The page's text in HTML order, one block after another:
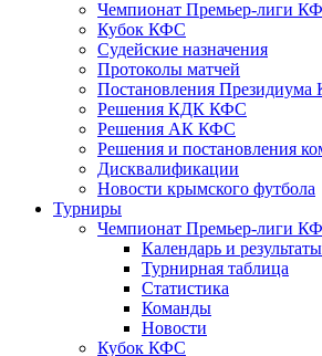
Чемпионат Премьер-лиги
Кубок КФС
Судейские назначения
Протоколы матчей
Постановления
Решения КДК КФС
Решения АК КФС
Решения и постановления
Дисквалификации
Новости крымского футбола
Турниры
Чемпионат Премьер-лиги
Календарь и
Турнирная таблица
Статистика
Команды
Новости
Кубок КФС